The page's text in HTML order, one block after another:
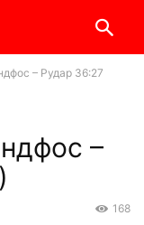
– Рудар 36:27
–
168